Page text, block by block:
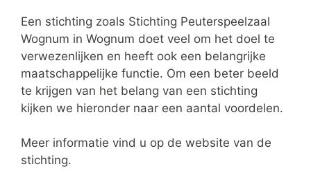
Een stichting zoals Stichting Peuterspeelzaal
Wognum in Wognum doet veel om het doel te
verwezenlijken en heeft ook een belangrijke
maatschappelijke functie. Om een beter beeld
te krijgen van het belang van een stichting
kijken we hieronder naar een aantal voordelen.
Meer informatie vind u op de website van de
stichting.